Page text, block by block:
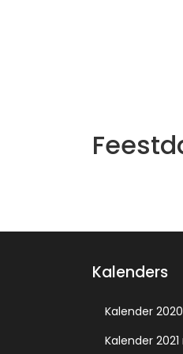
Kalenders
Kalender 2020
Kalender